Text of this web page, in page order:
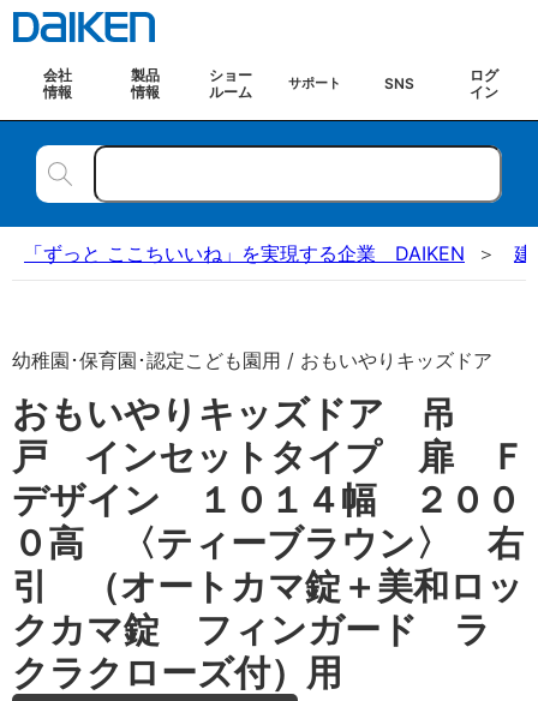
会社
情報
製品
情報
ショー
ルーム
サポート SNS
ログ
イン
「ずっと ここちいいね」を実現する企業 DAIKEN 建
幼稚園･保育園･認定こども園用 / おもいやりキッズドア
おもいやりキッズドア 吊
戸 インセットタイプ 扉 Ｆ
デザイン １０１４幅 ２００
０高 〈ティーブラウン〉 右
引 （オートカマ錠＋美和ロッ
クカマ錠 フィンガード ラ
クラクローズ付）用